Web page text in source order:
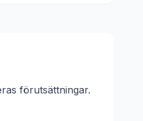
förutsättningar.